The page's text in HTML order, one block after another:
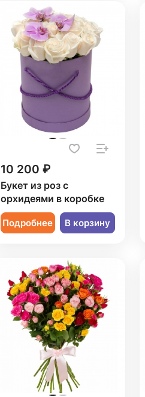
10 200 ₽
Букет из роз с
орхидеями в коробке
Подробнее В корзину